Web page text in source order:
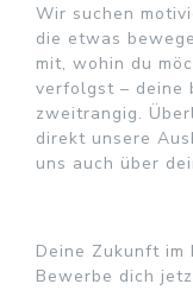
Wir suchen
die etwas
mit, wohin du
verfolgst – deine
zweitrangig.
direkt unsere
uns auch über
Deine Zukunft im
Bewerbe dich